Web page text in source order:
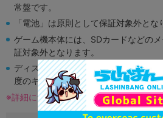
常盤です。
「電池」は原則として保証対象外とな
ゲーム機本体には、SDカードなどの
証対象外となります。
ディスク類の読み取り面のキズに関し
度のキズがある場合がございます。
※詳細につきましてはコチラ